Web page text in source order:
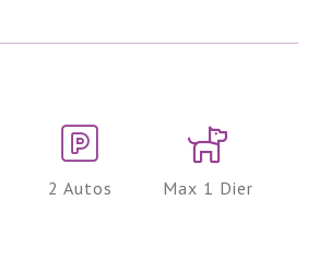
2 Autos Max 1 Dier